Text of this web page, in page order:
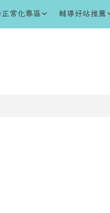
常化專區 輔導好站推薦